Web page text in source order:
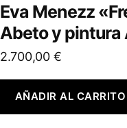
Eva Menezz
Abeto y pintura
2.700,00 €
AÑADIR AL CARRITO